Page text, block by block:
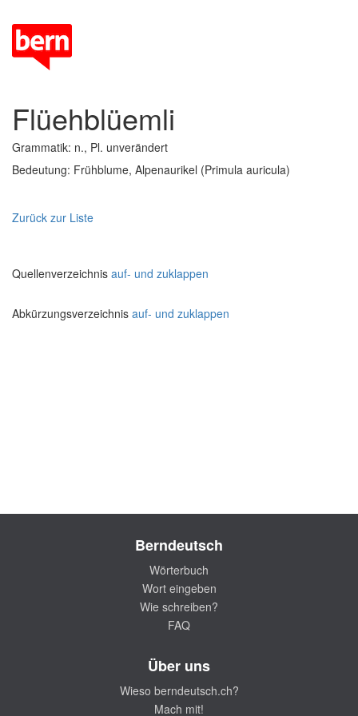
Flüehblüemli
Grammatik: n., Pl. unverändert
Bedeutung: Frühblume, Alpenaurikel (Primula auricula)
Zurück zur Liste
Quellenverzeichnis auf- und zuklappen
Abkürzungsverzeichnis auf- und zuklappen
Berndeutsch
Wörterbuch
Wort eingeben
Wie schreiben?
FAQ
Über uns
Wieso berndeutsch.ch?
Mach mit!